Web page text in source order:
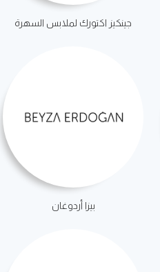
جينكيز اكتورك لملابس السهرة
بيزا أردوغان